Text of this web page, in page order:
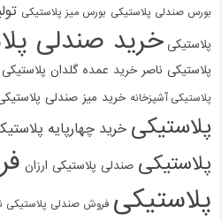
بورس صندلی پلاستیکی بورس میز پلاستیکی
پلاستیکی خرید صندلی
پلاستیکی ناصر خرید عمده گلدان پلاستیکی
پلاستیکی آشپزخانه خرید میز صندلی
پلاستیکی خرید چهارپایه
پلاستیکی صندلی پلاستیکی ارزان
پلاستیکی فروش صندلی پلاستیکی